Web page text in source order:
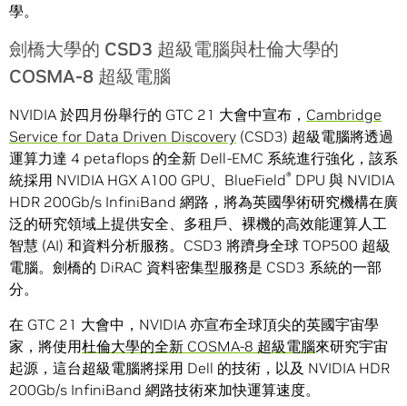
學。
劍橋大學的 CSD3 超級電腦與杜倫大學的
COSMA-8 超級電腦
NVIDIA 於四月份舉行的 GTC 21 大會中宣布， Cambridge
Service for Data Driven Discovery (CSD3) 超級電腦將透過
運算力達 4 petaflops 的全新 Dell-EMC 系統進行強化，該系
統採用 NVIDIA HGX A100 GPU、BlueField® DPU 與 NVIDIA
HDR 200Gb/s InfiniBand 網路，將為英國學術研究機構在廣
泛的研究領域上提供安全、多租戶、裸機的高效能運算人工
智慧 (AI) 和資料分析服務。CSD3 將躋身全球 TOP500 超級
電腦。劍橋的 DiRAC 資料密集型服務是 CSD3 系統的一部
分。
在 GTC 21 大會中，NVIDIA 亦宣布全球頂尖的英國宇宙學
家，將使用杜倫大學的全新 COSMA-8 超級電腦來研究宇宙
起源，這台超級電腦將採用 Dell 的技術，以及 NVIDIA HDR
200Gb/s InfiniBand 網路技術來加快運算速度。